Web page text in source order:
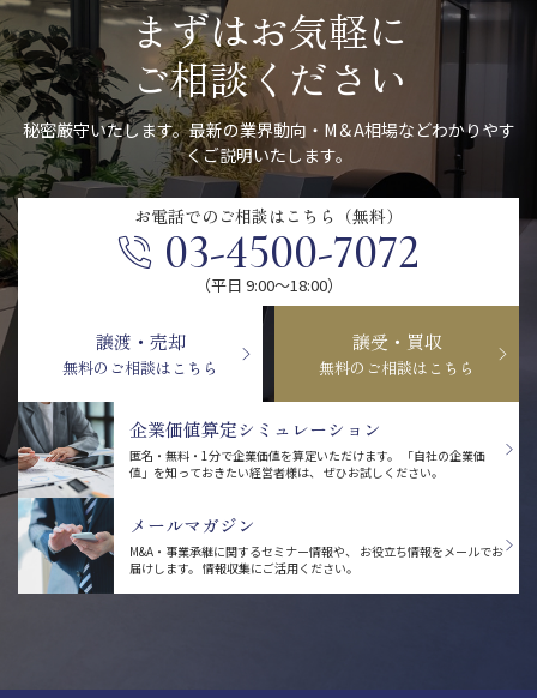
まずはお気軽に
ご相談ください
秘密厳守いたします。最新の業界動向・M＆A相場などわかりやす
くご説明いたします。
お電話での ご相談はこちら（無料）
03-4500-7072
（平日 9:00〜18:00）
譲渡・売却
無料のご相談はこちら
譲受・買収
無料のご相談はこちら
企業価値算定シミュレーション
匿名・無料・1分で企業価値を算定いただけます。
「自社の企業価
値」を知っておきたい経営者様は、 ぜひお試しください。
メールマガジン
M&A・事業承継に関するセミナー情報や、
お役立ち情報をメールでお
届けします。 情報収集にご活用ください。